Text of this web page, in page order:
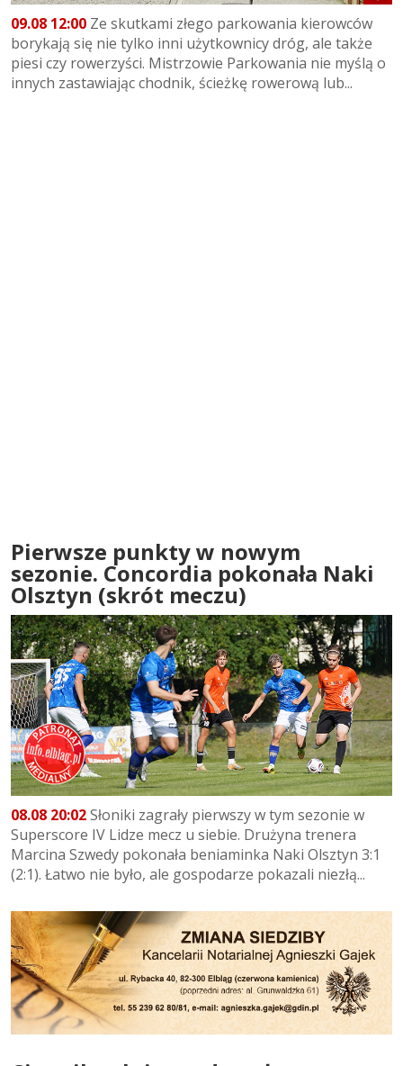
09.08 12:00 Ze skutkami złego parkowania kierowców
borykają się nie tylko inni użytkownicy dróg, ale także
piesi czy rowerzyści. Mistrzowie Parkowania nie myślą o
innych zastawiając chodnik, ścieżkę rowerową lub...
Pierwsze punkty w nowym
sezonie. Concordia pokonała Naki
Olsztyn (skrót meczu)
08.08 20:02Słoniki zagrały pierwszy w tym sezonie w
Superscore IV Lidze mecz u siebie. Drużyna trenera
Marcina Szwedy pokonała beniaminka Naki Olsztyn 3:1
(2:1). Łatwo nie było, ale gospodarze pokazali niezłą...